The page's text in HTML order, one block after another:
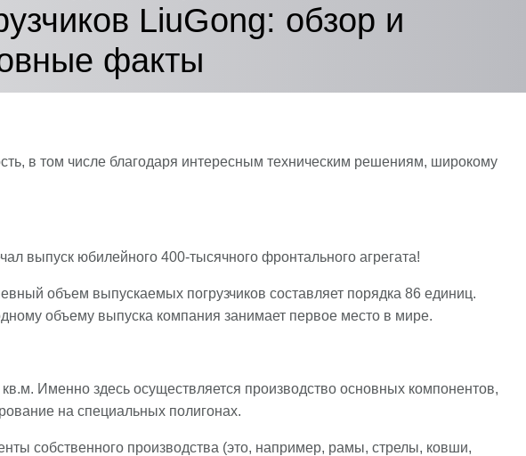
LiuGong: обзор и
факты
в том числе благодаря интересным техническим решениям, широкому
выпуск юбилейного 400-тысячного фронтального агрегата!
объем выпускаемых погрузчиков составляет порядка 86 единиц.
объему выпуска компания занимает первое место в мире.
Именно здесь осуществляется производство основных компонентов,
на специальных полигонах.
собственного производства (это, например, рамы, стрелы, ковши,